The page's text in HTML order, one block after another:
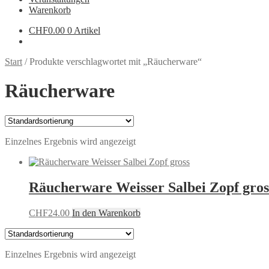
Warenkorb
CHF0.00 0 Artikel
Start /Produkte verschlagwortet mit „Räucherware“
Räucherware
Einzelnes Ergebnis wird angezeigt
Räucherware Weisser Salbei Zopf
CHF24.00 In den Warenkorb
Einzelnes Ergebnis wird angezeigt